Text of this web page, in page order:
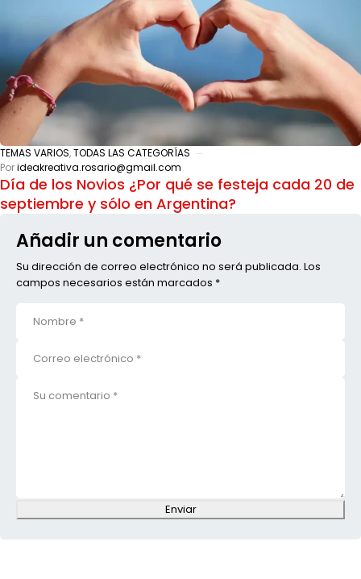
TEMAS VARIOS,TODAS LAS CATEGORÍAS
Porideakreativa.rosario@gmail.com
Día de los Novios ¿Por qué se festeja cada 20 de
septiembre y sólo en Argentina?
Añadir un comentario
Su dirección de correo electrónico no será publicada. Los
campos necesarios están marcados *
Enviar